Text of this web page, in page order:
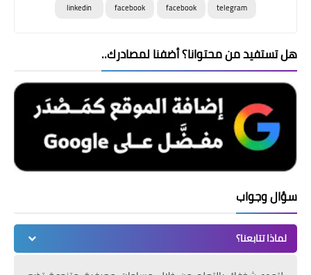
telegram
facebook
facebook
linkedin
هل تستفيد من محتوانا؟ أضفنا لمصادرك..
سؤال وجواب
لماذا تتابعنا؟